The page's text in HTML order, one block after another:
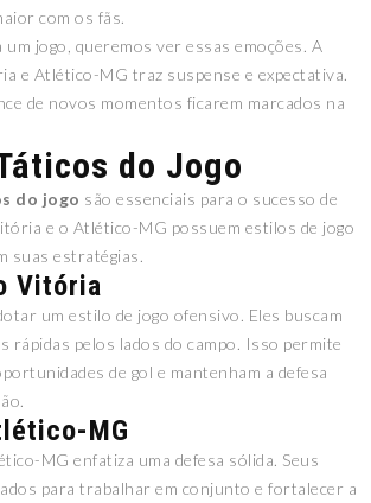
com os fãs.
jogo, queremos ver essas emoções. A
e Atlético-MG traz suspense e expectativa.
de novos momentos ficarem marcados na
do Jogo
do jogo são essenciais para o sucesso de
e o Atlético-MG possuem estilos de jogo
suas estratégias.
Vitória
um estilo de jogo ofensivo. Eles buscam
rápidas pelos lados do campo. Isso permite
de gol e mantenham a defesa
MG
MG enfatiza uma defesa sólida. Seus
para trabalhar em conjunto e fortalecer a